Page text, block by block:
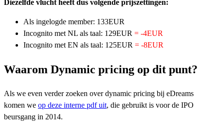
Diezelfde vlucht heeft dus volgende prijszettingen:
Als ingelogde member: 133EUR
Incognito met NL als taal: 129EUR = -4EUR
Incognito met EN als taal: 125EUR = -8EUR
Waarom Dynamic pricing op dit punt?
Als we even verder zoeken over dynamic pricing bij eDreams
komen we op deze interne pdf uit, die gebruikt is voor de IPO
beursgang in 2014.